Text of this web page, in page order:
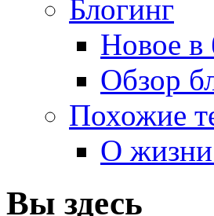
Блогинг
Новое в
Обзор
Похожие
О жизни
Вы здесь